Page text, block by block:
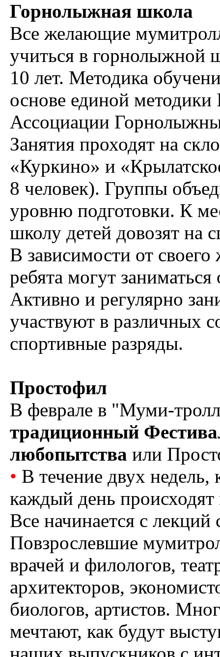
Горнолыжная школа
Все желающие
учиться в горнолыжной
10 лет. Методика
основе единой
Ассоциации
Занятия проходят на
«Куркино» и
8 человек). Группы
уровню подготовки. К
школу детей довозят на
В зависимости от
ребята могут
Активно и регулярно
участвуют в различных
спортивные разряды.
Простофил
В феврале в "Муми-
традиционный
любопытства или
• В течение двух
каждый день
Все начинается с
Повзрослевшие
врачей и филологов,
архитекторов,
биологов, артистов.
мечтают, как будут